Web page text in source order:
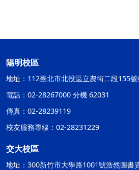
陽明校區
地址：112臺北市北投區立農街二段155
電話：02-28267000 分機 62031
傳真：02-28239119
校友服務專線：02-28231229
交大校區
地址：300新竹市大學路1001號浩然圖書